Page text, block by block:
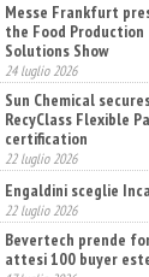
Messe Frankfurt
the Food Production
Solutions Show
24 luglio 2026
Sun Chemical secures
RecyClass Flexible
certification
22 luglio 2026
Engaldini sceglie
22 luglio 2026
Bevertech prende
attesi 100 buyer
17 luglio 2026